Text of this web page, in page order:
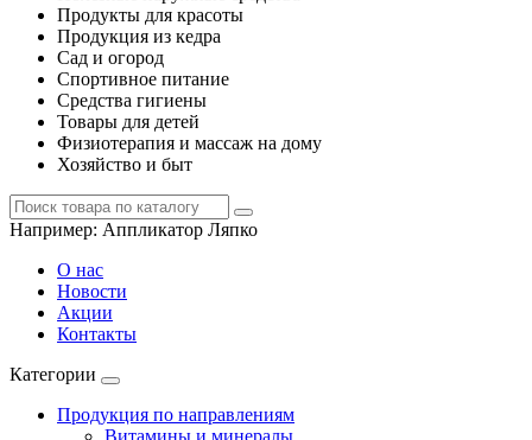
Продукты для красоты
Продукция из кедра
Сад и огород
Спортивное питание
Средства гигиены
Товары для детей
Физиотерапия и массаж на дому
Хозяйство и быт
Например: Аппликатор Ляпко
О нас
Новости
Акции
Контакты
Категории
Продукция по направлениям
Витамины и минералы